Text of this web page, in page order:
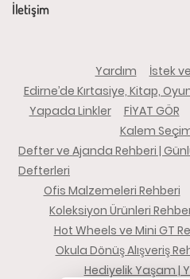
İletişim
Yardım
İstek
Edirne’de Kırtasiye, Kitap,
Yapada Linkler
FİYAT GÖR
Kalem
Defter ve Ajanda Rehberi |
Defterleri
Ofis Malzemeleri Rehberi
Koleksiyon Ürünleri
Hot Wheels ve Mini GT
Okula Dönüş Alışveriş
Hediyelik Yaşam |